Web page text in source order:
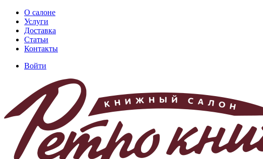
Перейти
основному
содержанию
Основная
навигация
О салоне
Услуги
Доставка
Статьи
Контакты
учётной
записи
пользователя
Войти